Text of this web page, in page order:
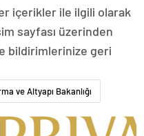
içerikler ile ilgili olarak
sayfası üzerinden
bildirimlerinize geri
ve Altyapı Bakanlığı